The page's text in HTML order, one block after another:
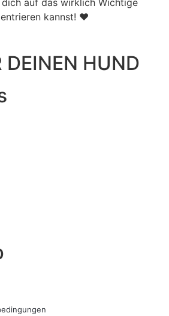
auf das wirklich Wichtige
kannst! ♥
DEINEN HUND